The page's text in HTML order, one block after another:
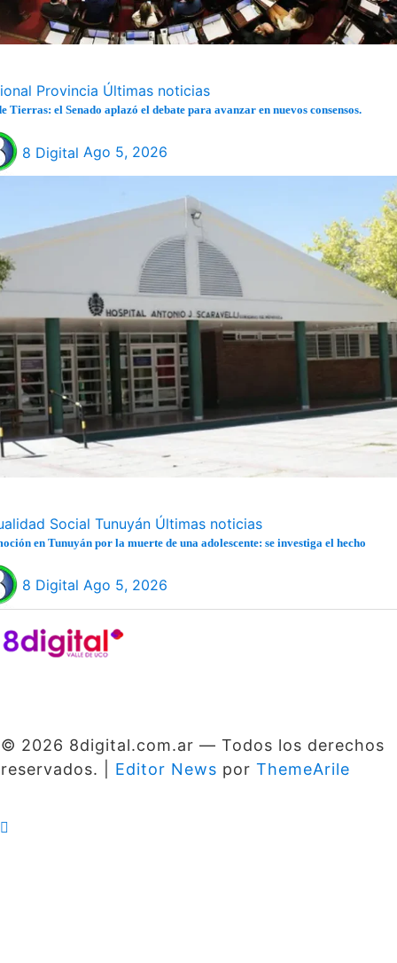
Provincia Últimas noticias
Tierras: el Senado aplazó el debate para avanzar en nuevos consensos.
8 Digital Ago 5, 2026
Social Tunuyán Últimas noticias
en Tunuyán por la muerte de una adolescente: se investiga el hecho
8 Digital Ago 5, 2026
© 2026 8digital.com.ar — Todos los derechos
reservados.
Editor News por ThemeArile